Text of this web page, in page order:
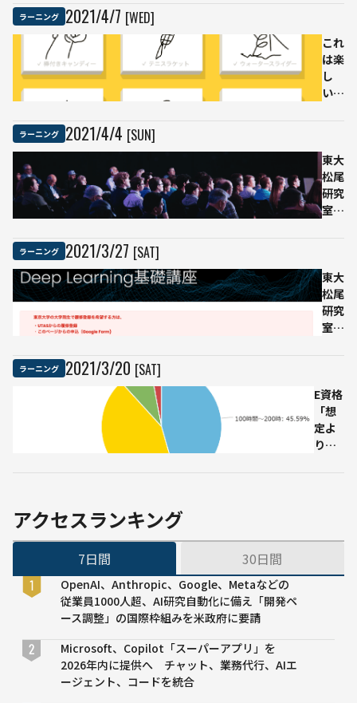
歴史
がわ
かる
無料
み
た！
ラーニング 2021/4/7 [WED]
これ
は楽
し
い！
が何
の落
書き
か当
ムで
遊ん
でみ
た
ラーニング 2021/4/4 [SUN]
東大
松尾
研究
室の
無料
に：
人工
知能
め
10
選
ラーニング 2021/3/27 [SAT]
東大
松尾
研究
室、
プラ
ーニ
ング
を学
新動
今後
ラーニング 2021/3/20 [SAT]
E資格
「想
定よ
りや
近
勉強
アクセスランキング
7日間 30日間
OpenAI、Anthropic、Google、Metaなどの
従業員1000人超、AI研究自動化に備え「開発ペ
ース調整」の国際枠組みを米政府に要請
Microsoft、Copilot「スーパーアプリ」を
2026年内に提供へ チャット、業務代行、AIエ
ージェント、コードを統合